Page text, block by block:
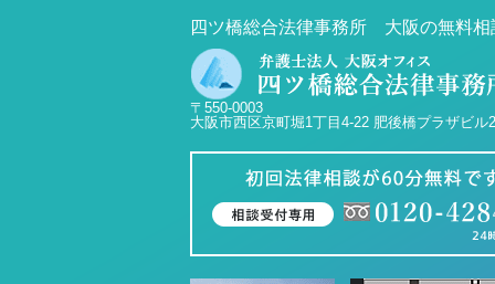
四ツ橋総合法律事務所 大阪の無料
〒550-0003
大阪市西区京町堀1丁目4-22 肥後橋プラザビル